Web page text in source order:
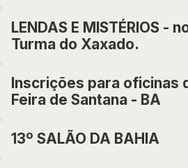
LENDAS E MISTÉRIOS -
Turma do Xaxado.
Inscrições para oficinas
Feira de Santana - BA
13º SALÃO DA BAHIA